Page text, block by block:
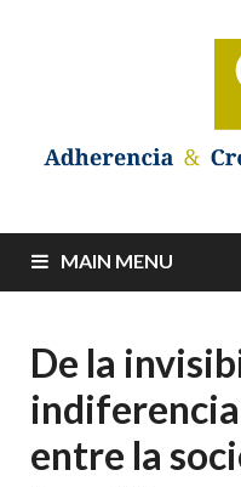
Adherencia –
MAIN MENU
De la
entre la